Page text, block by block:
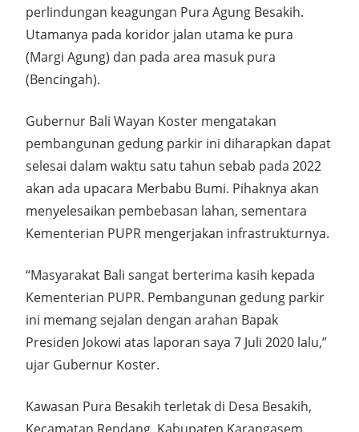
perlindungan keagungan Pura Agung Besakih.
Utamanya pada koridor jalan utama ke pura
(Margi Agung) dan pada area masuk pura
(Bencingah).
Gubernur Bali Wayan Koster mengatakan
pembangunan gedung parkir ini diharapkan dapat
selesai dalam waktu satu tahun sebab pada 2022
akan ada upacara Merbabu Bumi. Pihaknya akan
menyelesaikan pembebasan lahan, sementara
Kementerian PUPR mengerjakan infrastrukturnya.
“Masyarakat Bali sangat berterima kasih kepada
Kementerian PUPR. Pembangunan gedung parkir
ini memang sejalan dengan arahan Bapak
Presiden Jokowi atas laporan saya 7 Juli 2020 lalu,”
ujar Gubernur Koster.
Kawasan Pura Besakih terletak di Desa Besakih,